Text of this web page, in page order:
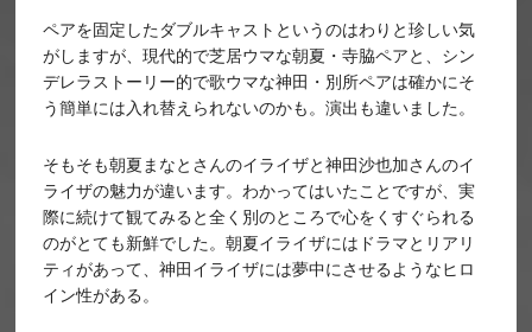
ペアを固定したダブルキャストというのはわりと珍しい気
がしますが、現代的で芝居ウマな朝夏・寺脇ペアと、シン
デレラストーリー的で歌ウマな神田・別所ペアは確かにそ
う簡単には入れ替えられないのかも。演出も違いました。
そもそも朝夏まなとさんのイライザと神田沙也加さんのイ
ライザの魅力が違います。わかってはいたことですが、実
際に続けて観てみると全く別のところで心をくすぐられる
のがとても新鮮でした。朝夏イライザにはドラマとリアリ
ティがあって、神田イライザには夢中にさせるようなヒロ
イン性がある。